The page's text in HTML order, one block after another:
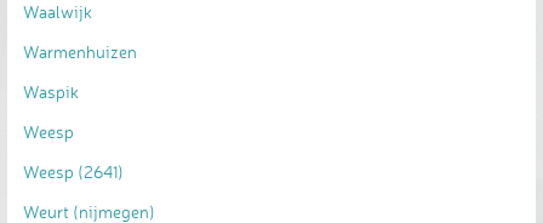
Waalwijk
Warmenhuizen
Waspik
Weesp
Weesp (2641)
Weurt (nijmegen)